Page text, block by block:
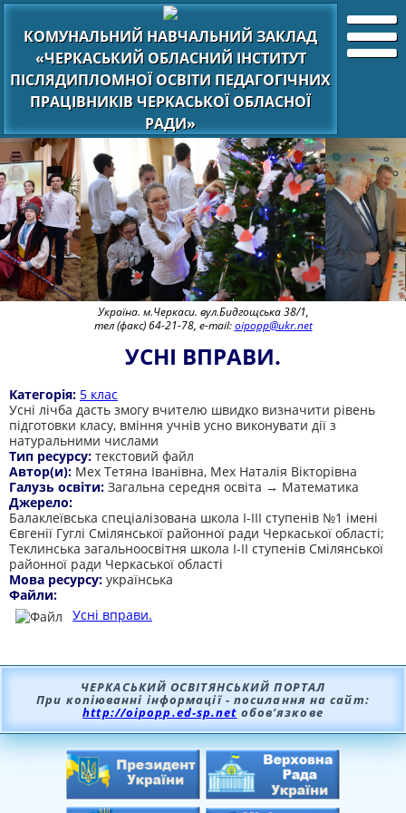
КОМУНАЛЬНИЙ НАВЧАЛЬНИЙ ЗАКЛАД
«ЧЕРКАСЬКИЙ ОБЛАСНИЙ ІНСТИТУТ
ПІСЛЯДИПЛОМНОЇ ОСВІТИ ПЕДАГОГІЧНИХ
ПРАЦІВНИКІВ ЧЕРКАСЬКОЇ ОБЛАСНОЇ
РАДИ»
Україна. м.Черкаси. вул.Бидгощська 38/1,
тел (факс) 64-21-78, e-mail:oipopp@ukr.net
УСНІ ВПРАВИ.
Категорія: 5 клас
Усні лічба дасть змогу вчителю швидко визначити рівень
підготовки класу, вміння учнів усно виконувати дії з
натуральними числами
Тип ресурсу: текстовий файл
Автор(и): Мех Тетяна Іванівна, Мех Наталія Вікторівна
Галузь освіти: Загальна середня освіта → Математика
Джерело:
Балаклеївська спеціалізована школа І-ІІІ ступенів №1 імені
Євгенії Гуглі Смілянської районної ради Черкаської області;
Теклинська загальноосвітня школа І-ІІ ступенів Смілянської
районної ради Черкаської області
Мова ресурсу: українська
Файли:
Усні вправи.
ЧЕРКАСЬКИЙ ОСВІТЯНСЬКИЙ ПОРТАЛ
При копіюванні інформації - посилання на сайт:
http://oipopp.ed-sp.net обов’язкове